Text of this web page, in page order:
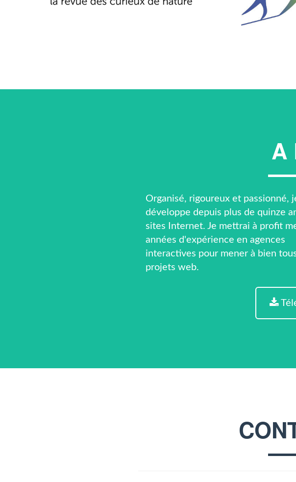
A
Organisé, rigoureux et passionné,
développe depuis plus de quinze
sites Internet. Je mettrai à profit
années d'expérience en agences
interactives pour mener à bien
projets web.